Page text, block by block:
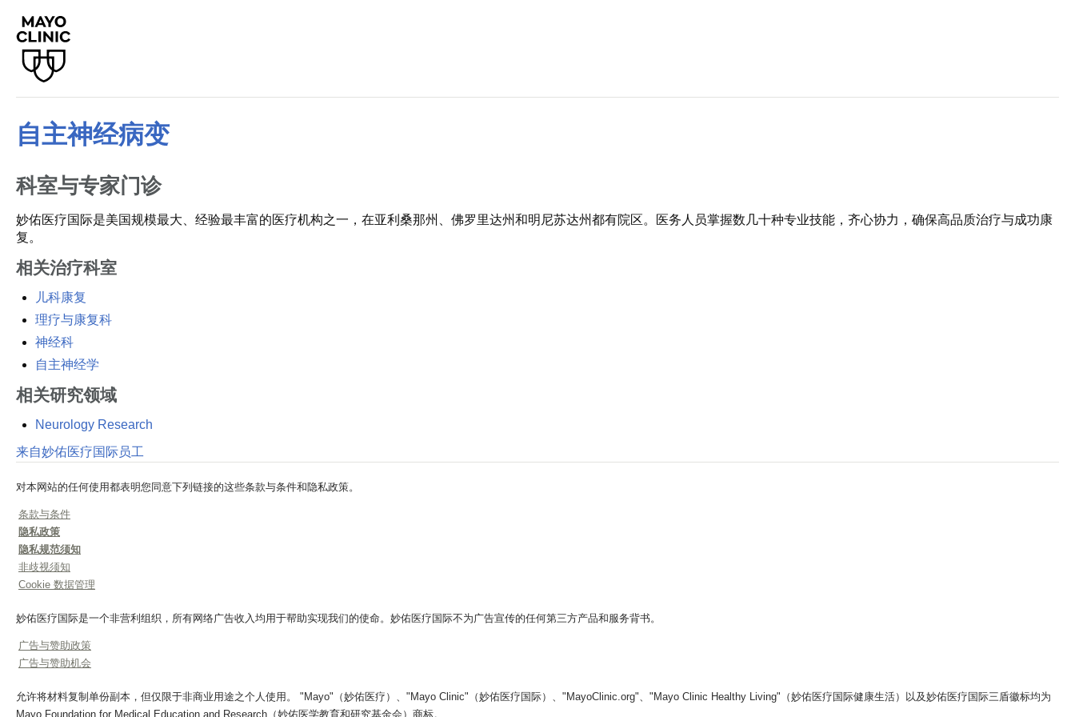
自主神经病变
科室与专家门诊
妙佑医疗国际是美国规模最大、经验最丰富的医疗机构之一，在亚利桑那州、佛罗里达州和明尼苏达州都有院区。医务人员掌握数几十种专业技能，齐心协力，确保高品质治疗与成功康
复。
相关治疗科室
儿科康复
理疗与康复科
神经科
自主神经学
相关研究领域
Neurology Research
来自妙佑医疗国际员工
对本网站的任何使用都表明您同意下列链接的这些条款与条件和隐私政策。
条款与条件
隐私政策
隐私规范须知
非歧视须知
Cookie 数据管理
妙佑医疗国际是一个非营利组织，所有网络广告收入均用于帮助实现我们的使命。妙佑医疗国际不为广告宣传的任何第三方产品和服务背书。
广告与赞助政策
广告与赞助机会
允许将材料复制单份副本，但仅限于非商业用途之个人使用。 "Mayo"（妙佑医疗）、"Mayo Clinic"（妙佑医疗国际）、"MayoClinic.org"、"Mayo Clinic Healthy Living"（妙佑医疗国际健康生活）以及妙佑医疗国际三盾徽标均为
Mayo Foundation for Medical Education and Research（妙佑医学教育和研究基金会）商标。